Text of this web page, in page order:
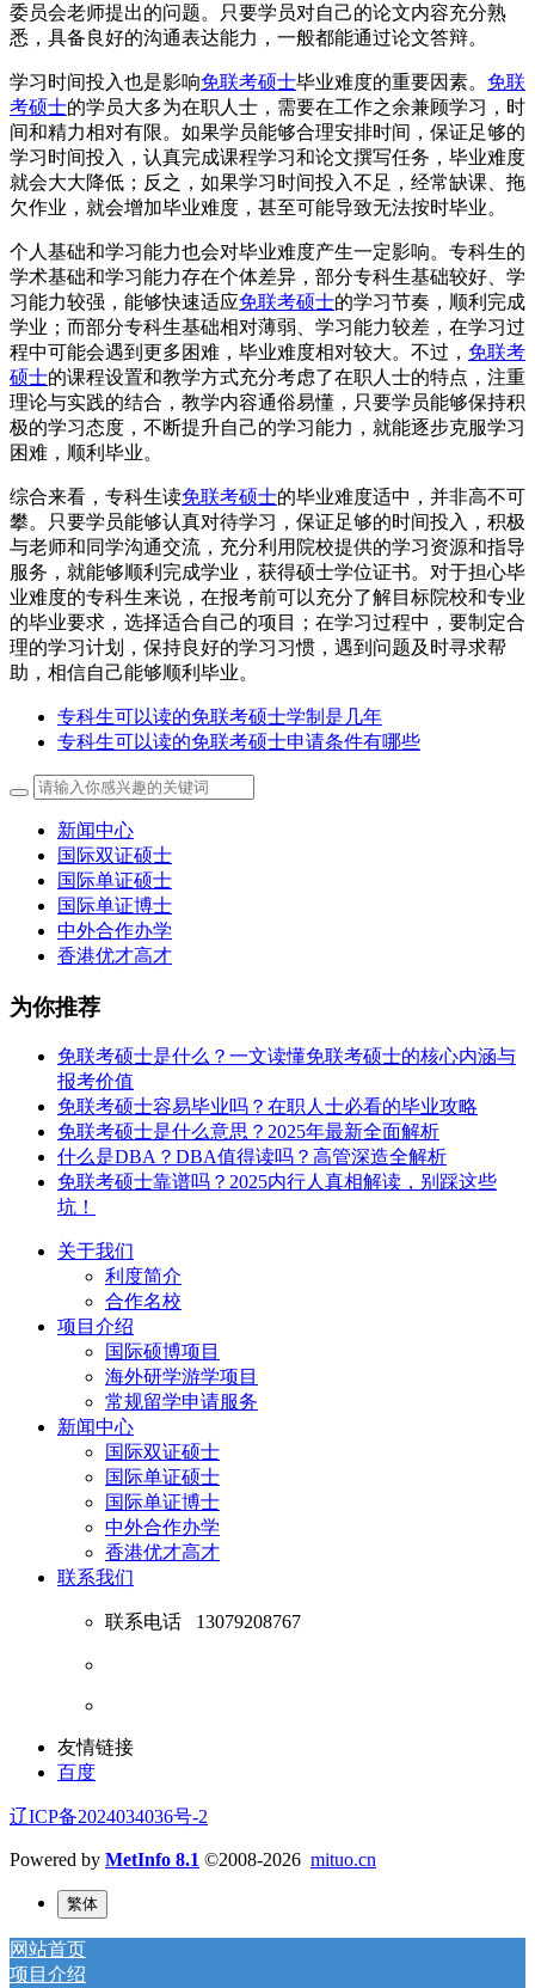
委员会老师提出的问题。只要学员对自己的论文内容充分熟
悉，具备良好的沟通表达能力，一般都能通过论文答辩。
学习时间投入也是影响免联考硕士毕业难度的重要因素。 免联
考硕士的学员大多为在职人士，需要在工作之余兼顾学习，时
间和精力相对有限。如果学员能够合理安排时间，保证足够的
学习时间投入，认真完成课程学习和论文撰写任务，毕业难度
就会大大降低；反之，如果学习时间投入不足，经常缺课、拖
欠作业，就会增加毕业难度，甚至可能导致无法按时毕业。
个人基础和学习能力也会对毕业难度产生一定影响。专科生的
学术基础和学习能力存在个体差异，部分专科生基础较好、学
习能力较强，能够快速适应免联考硕士的学习节奏，顺利完成
学业；而部分专科生基础相对薄弱、学习能力较差，在学习过
程中可能会遇到更多困难，毕业难度相对较大。不过， 免联考
硕士的课程设置和教学方式充分考虑了在职人士的特点，注重
理论与实践的结合，教学内容通俗易懂，只要学员能够保持积
极的学习态度，不断提升自己的学习能力，就能逐步克服学习
困难，顺利毕业。
综合来看，专科生读免联考硕士的毕业难度适中，并非高不可
攀。只要学员能够认真对待学习，保证足够的时间投入，积极
与老师和同学沟通交流，充分利用院校提供的学习资源和指导
服务，就能够顺利完成学业，获得硕士学位证书。对于担心毕
业难度的专科生来说，在报考前可以充分了解目标院校和专业
的毕业要求，选择适合自己的项目；在学习过程中，要制定合
理的学习计划，保持良好的学习习惯，遇到问题及时寻求帮
助，相信自己能够顺利毕业。
专科生可以读的免联考硕士学制是几年
专科生可以读的免联考硕士申请条件有哪些
新闻中心
国际双证硕士
国际单证硕士
国际单证博士
中外合作办学
香港优才高才
为你推荐
免联考硕士是什么？一文读懂免联考硕士的核心内涵与
报考价值
免联考硕士容易毕业吗？在职人士必看的毕业攻略
免联考硕士是什么意思？2025年最新全面解析
什么是DBA？DBA值得读吗？高管深造全解析
免联考硕士靠谱吗？2025内行人真相解读，别踩这些
坑！
关于我们
利度简介
合作名校
项目介绍
国际硕博项目
海外研学游学项目
常规留学申请服务
新闻中心
国际双证硕士
国际单证硕士
国际单证博士
中外合作办学
香港优才高才
联系我们
联系电话 13079208767
友情链接
百度
辽ICP备2024034036号-2
Powered by MetInfo 8.1 ©2008-2026 mituo.cn
繁体
网站首页
项目介绍